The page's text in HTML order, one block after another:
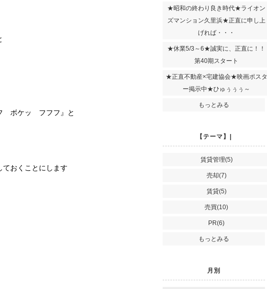
フ ボケッ フフフ』と
ておくことにします
★昭和の終わり良き時代★ライオン
ズマンション久里浜★正直に申し上
げれば・・・
★休業5/3～6★誠実に、正直に！！
第40期スタート
★正直不動産×宅建協会★映画ポスタ
ー掲示中★ひゅぅぅぅ～
もっとみる
【テーマ】|
賃貸管理(5)
売却(7)
賃貸(5)
売買(10)
PR(6)
もっとみる
月別